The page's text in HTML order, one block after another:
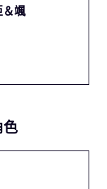
＆颯
色